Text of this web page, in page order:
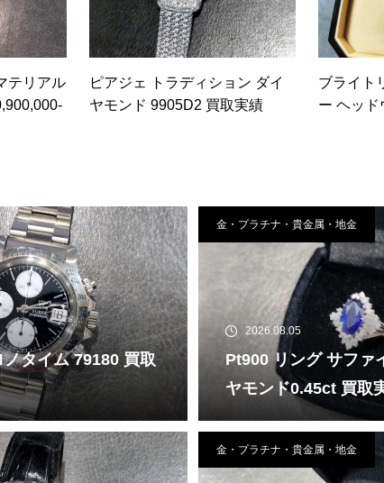
テリアル
ピアジェ トラディション ダイ
ヤモンド 9905D2 買取実績
ブライト
ー ヘッド
タイム 79180 買取
金・プラチナ・貴金属・地金
2026.08.05
Pt900 リング サファ
ヤモンド0.45ct 買取
金・プラチナ・貴金属・地金